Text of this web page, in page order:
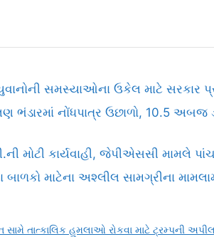
સમસ્યાઓના ઉકેલ માટે સરકાર
ભંડારમાં નોંધપાત્ર ઉછાળો, 10.5
મોટી કાર્યવાહી, જેપીએસસી મામલે
માટેના અશ્લીલ સામગ્રીના
તાત્કાલિક હુમલાઓ રોકવા માટે ટ્રમ્પની અપીલ